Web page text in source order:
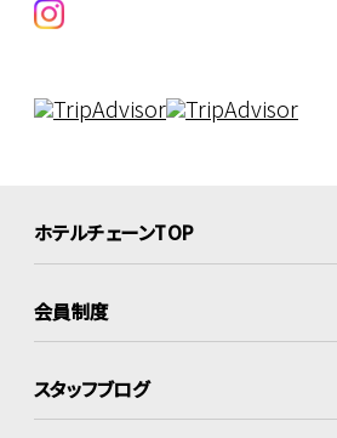
ホテルチェーンTOP
会員制度
スタッフブログ